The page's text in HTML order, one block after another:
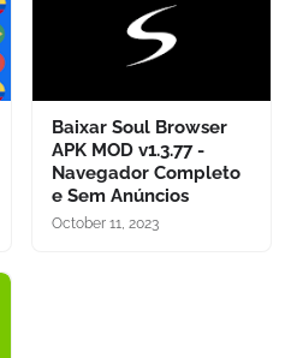
Baixar Soul Browser
APK MOD v1.3.77 -
Navegador Completo
e Sem Anúncios
October 11, 2023